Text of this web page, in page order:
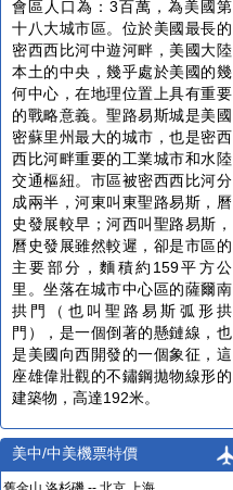
會區人口為：3百萬，為美國第
十八大城市區。位於美國最長的
密西西比河中遊河畔，美國大陸
本土的中央，幾乎處於美國的幾
何中心，在地理位置上具有重要
的戰略意義。聖路易斯城是美國
密蘇里州最大的城市，也是密西
西比河畔重要的工業城市和水陸
交通樞紐。市區被密西西比河分
成兩半，河東叫東聖路易斯，曆
史發展較早；河西叫聖路易斯，
曆史發展雖然較遲，卻是市區的
主要部分，麵積約159平方公
里。坐落在城市中心區的薩爾南
拱門（也叫聖路易斯弧形拱
門），是一個倒著的懸鏈線，也
是美國向西開發的一個象征，這
座雄偉壯觀的不鏽鋼拋物線形的
建築物，高達192米。
美中/中美機票特價